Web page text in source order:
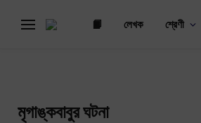
📙 লেখক শ্রেণী
মৃগাঙ্কবাবুর ঘটনা